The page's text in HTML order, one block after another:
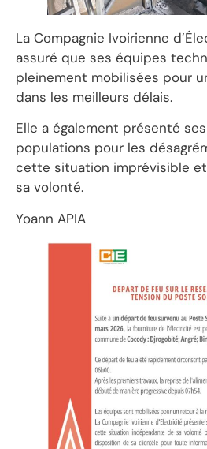
La Compagnie Ivoirienne
assuré que ses équipes
pleinement mobilisées pour
dans les meilleurs délais.
Elle a également présenté
populations pour les
cette situation imprévisible
sa volonté.
Yoann APIA